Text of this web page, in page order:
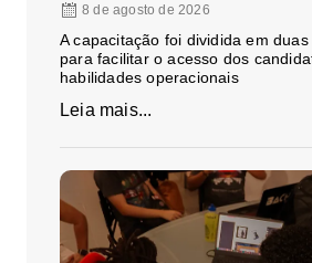
8 de agosto de 2026
A capacitação foi dividida em
para facilitar o acesso dos
habilidades operacionais
Leia mais...